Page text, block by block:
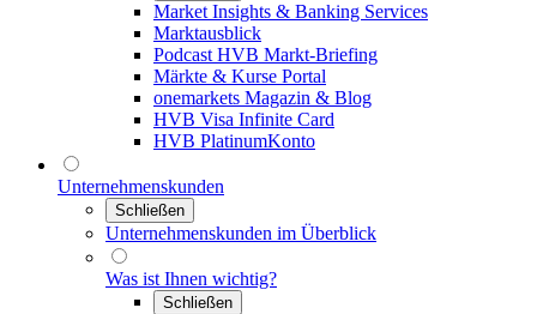
Market Insights & Banking Services
Marktausblick
Podcast HVB Markt-Briefing
Märkte & Kurse Portal
onemarkets Magazin & Blog
HVB Visa Infinite Card
HVB PlatinumKonto
Unternehmenskunden
Schließen
Unternehmenskunden im Überblick
Was ist Ihnen wichtig?
Schließen